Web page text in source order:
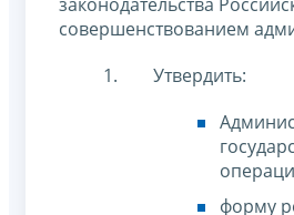
совершенствованием
Утвердить:
форму